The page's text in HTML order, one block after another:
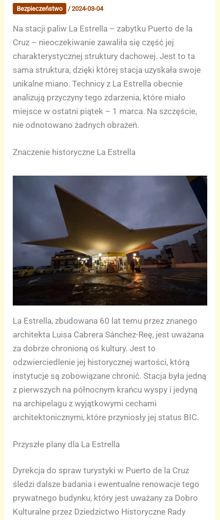
Bezpieczeństwo /2024-03-04
Na stacji paliw La Estrella – zabytku Puerto de la
Cruz – nieoczekiwanie zawaliła się część jej
charakterystycznej struktury dachowej. Jest to ta
sama struktura, dzięki której stacja uzyskała swoje
unikalne miano. Technicy z La Estrella obecnie
analizują przyczyny tego zdarzenia, które miało
miejsce w ostatni piątek – 1 marca. Na szczęście,
nie odnotowano żadnych obrażeń.
Znaczenie historyczne La Estrella
La Estrella, zbudowana 60 lat temu przez znanego
architekta Luisa Cabrera Sánchez-Reę, jest uważana
za dobrze chronioną oś kultury. Jest to
odzwierciedlenie jej historycznej wartości, którą
instytucje są zobowiązane chronić. Stacja była jedną
z pierwszych na północnym krańcu wyspy i jedyną
na archipelagu z wyjątkowymi cechami
architektonicznymi, które przyniosły jej status BIC.
Przyszłe plany dla La Estrella
Dyrekcja do spraw turystyki w Puerto de la Cruz
śledzi dalsze badania i ewentualne renowacje tego
prywatnego budynku, który jest uważany za Dobro
Kulturalne przez Dziedzictwo Historyczne Rady